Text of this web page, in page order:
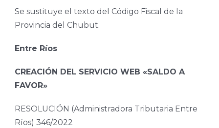
Se sustituye el texto del Código Fiscal de la
Provincia del Chubut.
Entre Ríos
CREACIÓN DEL SERVICIO WEB «SALDO A
FAVOR»
RESOLUCIÓN (Administradora Tributaria Entre
Ríos) 346/2022